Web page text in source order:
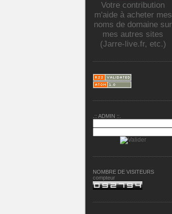
Votre contribution
m'aide à acheter mes
noms de domaine sur
mes autres sites
(Jarre-live.fr, etc.)
.:: ADMIN ::.
NOMBRE DE VISITEURS
compteur